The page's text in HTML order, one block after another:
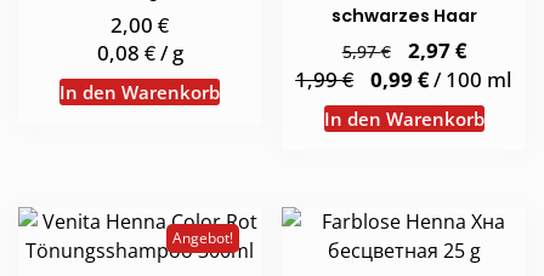
2,00€
0,08 €/g
In den Warenkorb
schwarzes Haar
5,97€ Ursprünglicher
Preis
war:
5,97 €
2,97€
Preis
ist:
2,97 €.
1,99€ 0,99€/100 ml
In den Warenkorb
Angebot!